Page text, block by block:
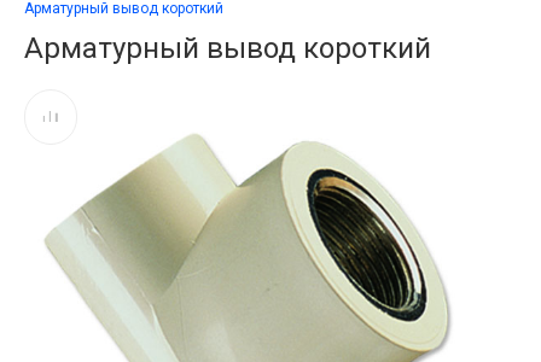
Арматурный вывод короткий
Арматурный вывод короткий